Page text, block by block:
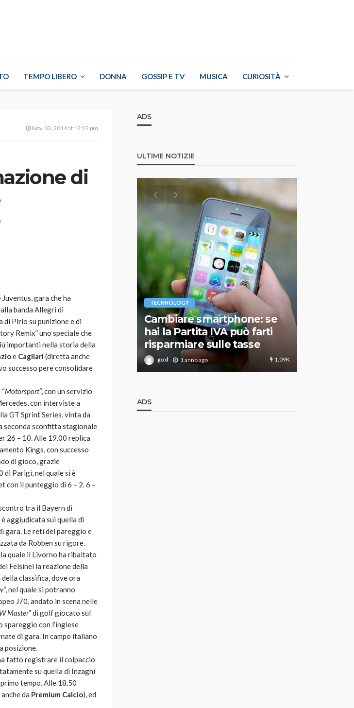
TEMPO LIBERO DONNA GOSSIP E TV MUSICA CURIOSITÀ
Nov. 03, 2014 at 12:22 pm
di
gara che ha
banda Allegri di
di Pirlo su punizione e di
Remix” uno speciale che
importanti nella storia della
e Cagliari(diretta anche
successo pere consolidare
Motorsport“, con un servizio
con interviste a
GT Sprint Series, vinta da
seconda sconfitta stagionale
26 – 10. Alle 19.00 replica
Kings, con successo
di gioco, grazie
di Parigi, nel quale si è
con il punteggio di 6 – 2. 6 –
tra il Bayern di
aggiudicata sui quella di
gara. Le reti del pareggio e
da Robben su rigore.
quale il Livorno ha ribaltato
Felsinei la reazione della
classifica, dove ora
“, nel quale si potranno
J70, andato in scena nelle
Master” di golf giocato sul
spareggio con l’inglese
di gara. In campo italiano
posizione.
fatto registrare il colpaccio
su quella di Inzaghi
tempo. Alle 18.50
da Premium Calcio), ed
ADS
ULTIME NOTIZIE
alle Final 8 di Coppa
tennis mondiale e
per
la stessa causa
9 mesi ago
TECHNOLOGY
Cambiare smartphone: se
hai la Partita IVA può farti
risparmiare sulle tasse
god 1 anno ago 1.09K
ADS